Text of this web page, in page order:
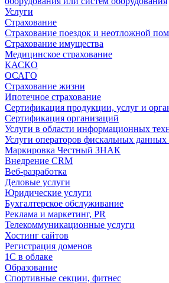
Услуги
Страхование
Страхование поездок и неотложной
Страхование имущества
Медицинское страхование
КАСКО
ОСАГО
Страхование жизни
Ипотечное страхование
Сертификация продукции, услуг и
Сертификация организаций
Услуги в области информационных
Услуги операторов фискальных
Маркировка Честный ЗНАК
Внедрение CRM
Веб-разработка
Деловые услуги
Юридические услуги
Бухгалтерское обслуживание
Реклама и маркетинг, PR
Телекоммуникационные услуги
Хостинг сайтов
Регистрация доменов
1С в облаке
Образование
Спортивные секции, фитнес